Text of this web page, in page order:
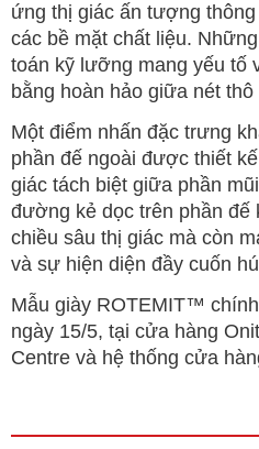
ứng thị giác ấn tượng
các bề mặt chất liệu.
toán kỹ lưỡng mang yếu tố
bằng hoàn hảo giữa nét
Một điểm nhấn đặc trưng
phần đế ngoài được thiết
giác tách biệt giữa phần
đường kẻ dọc trên phần đế
chiều sâu thị giác mà còn
và sự hiện diện đầy cuốn
Mẫu giày ROTEMIT™
ngày 15/5, tại cửa hàng
Centre và hệ thống cửa